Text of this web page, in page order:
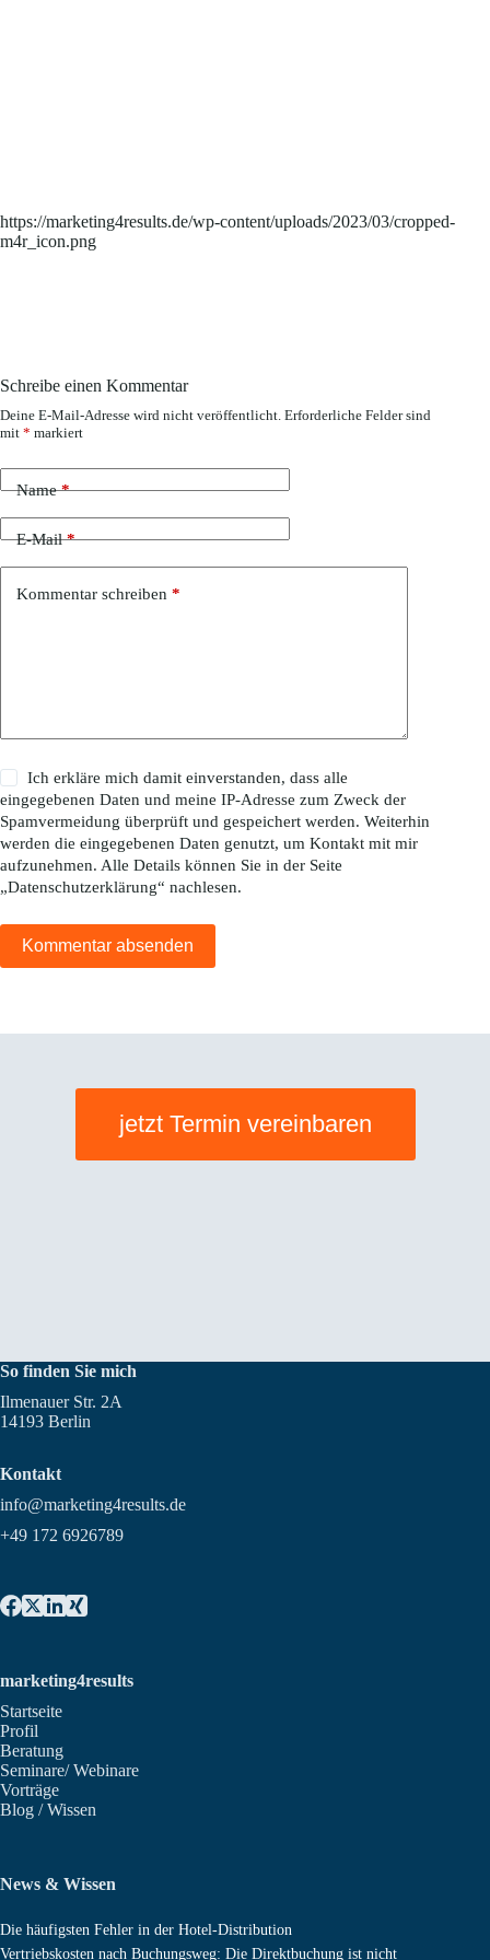
https://marketing4results.de/wp-content/uploads/2023/03/cropped-
m4r_icon.png
Schreibe einen Kommentar
Deine E-Mail-Adresse wird nicht veröffentlicht. Erforderliche Felder sind
mit * markiert
Name*
E-Mail*
Kommentar schreiben *
Ich erkläre mich damit einverstanden, dass alle
eingegebenen Daten und meine IP-Adresse zum Zweck der
Spamvermeidung überprüft und gespeichert werden. Weiterhin
werden die eingegebenen Daten genutzt, um Kontakt mit mir
aufzunehmen. Alle Details können Sie in der Seite
„Datenschutzerklärung“ nachlesen.
Kommentar absenden
jetzt Termin vereinbaren
So finden Sie mich
Ilmenauer Str. 2A
14193 Berlin
Kontakt
info@marketing4results.de
+49 172 6926789
marketing4results
Startseite
Profil
Beratung
Seminare/ Webinare
Vorträge
Blog / Wissen
News & Wissen
Die häufigsten Fehler in der Hotel-Distribution
Vertriebskosten nach Buchungsweg: Die Direktbuchung ist nicht